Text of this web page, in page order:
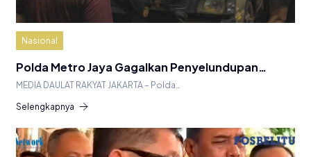
Nasional
Polda Metro Jaya Gagalkan Penyelundupan…
MEDIA DAULAT RAKYAT JAKARTA – Polda…
Selengkapnya